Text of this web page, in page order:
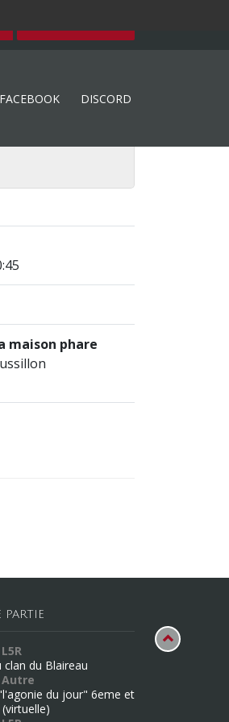
FACEBOOK DISCORD
maison phare
PARTIE
clan du Blaireau
Autre
du jour" 6eme et